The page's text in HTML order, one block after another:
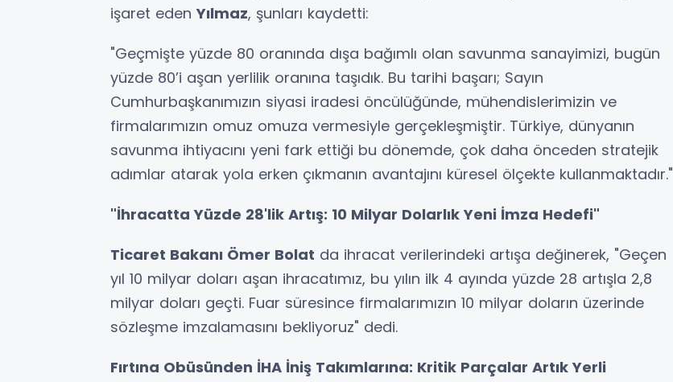
işaret eden Yılmaz, şunları kaydetti:
"Geçmişte yüzde 80 oranında dışa bağımlı olan savunma sanayimizi, bugün
yüzde 80’i aşan yerlilik oranına taşıdık. Bu tarihi başarı; Sayın
Cumhurbaşkanımızın siyasi iradesi öncülüğünde, mühendislerimizin ve
firmalarımızın omuz omuza vermesiyle gerçekleşmiştir. Türkiye, dünyanın
savunma ihtiyacını yeni fark ettiği bu dönemde, çok daha önceden stratejik
adımlar atarak yola erken çıkmanın avantajını küresel ölçekte kullanmaktadır."
"İhracatta Yüzde 28'lik Artış: 10 Milyar Dolarlık Yeni İmza Hedefi"
Ticaret Bakanı Ömer Bolat da ihracat verilerindeki artışa değinerek, "Geçen
yıl 10 milyar doları aşan ihracatımız, bu yılın ilk 4 ayında yüzde 28 artışla 2,8
milyar doları geçti. Fuar süresince firmalarımızın 10 milyar doların üzerinde
sözleşme imzalamasını bekliyoruz" dedi.
Fırtına Obüsünden İHA İniş Takımlarına: Kritik Parçalar Artık Yerli